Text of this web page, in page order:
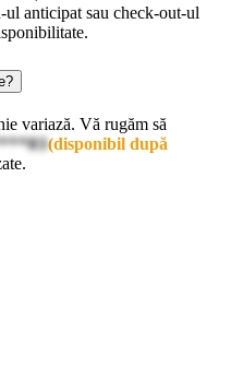
ul anticipat sau check-out-ul
variază. Vă rugăm să
(disponibil după